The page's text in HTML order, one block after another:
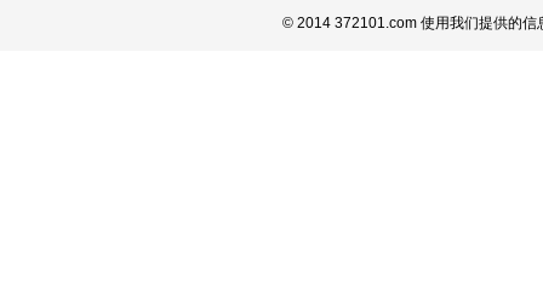
© 2014 372101.com 使用我们提供的信